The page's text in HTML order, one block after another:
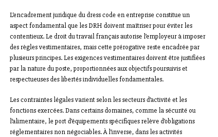
L’encadrement juridique du dress code en entreprise constitue un
aspect fondamental que les DRH doivent maîtriser pour éviter les
contentieux. Le droit du travail français autorise l’employeur à imposer
des règles vestimentaires, mais cette prérogative reste encadrée par
plusieurs principes. Les exigences vestimentaires doivent être justifiées
par la nature du poste, proportionnées aux objectifs poursuivis et
respectueuses des libertés individuelles fondamentales.
Les contraintes légales varient selon les secteurs d’activité et les
fonctions exercées. Dans certains domaines, comme la sécurité ou
l’alimentaire, le port d’équipements spécifiques relève d’obligations
réglementaires non négociables. À l’inverse, dans les activités